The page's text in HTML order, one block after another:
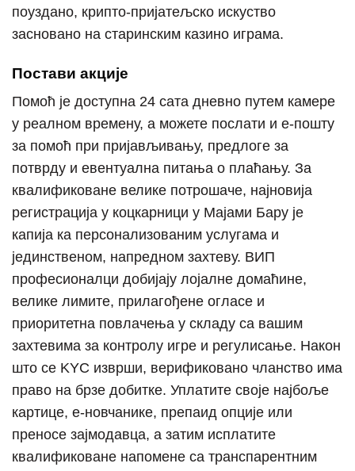
поуздано, крипто-пријатељско искуство
засновано на старинским казино играма.
Постави акције
Помоћ је доступна 24 сата дневно путем камере
у реалном времену, а можете послати и е-пошту
за помоћ при пријављивању, предлоге за
потврду и евентуална питања о плаћању. За
квалификоване велике потрошаче, најновија
регистрација у коцкарници у Мајами Бару је
капија ка персонализованим услугама и
јединственом, напредном захтеву. ВИП
професионалци добијају лојалне домаћине,
велике лимите, прилагођене огласе и
приоритетна повлачења у складу са вашим
захтевима за контролу игре и регулисање. Након
што се KYC изврши, верификовано чланство има
право на брзе добитке. Уплатите своје најбоље
картице, е-новчанике, препаид опције или
преносе зајмодавца, а затим исплатите
квалификоване напомене са транспарентним